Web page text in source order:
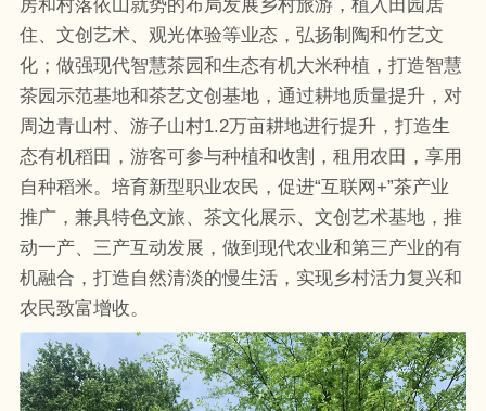
房和村落依山就势的布局发展乡村旅游，植入田园居
住、文创艺术、观光体验等业态，弘扬制陶和竹艺文
化；做强现代智慧茶园和生态有机大米种植，打造智慧
茶园示范基地和茶艺文创基地，通过耕地质量提升，对
周边青山村、游子山村1.2万亩耕地进行提升，打造生
态有机稻田，游客可参与种植和收割，租用农田，享用
自种稻米。培育新型职业农民，促进“互联网+”茶产业
推广，兼具特色文旅、茶文化展示、文创艺术基地，推
动一产、三产互动发展，做到现代农业和第三产业的有
机融合，打造自然清淡的慢生活，实现乡村活力复兴和
农民致富增收。